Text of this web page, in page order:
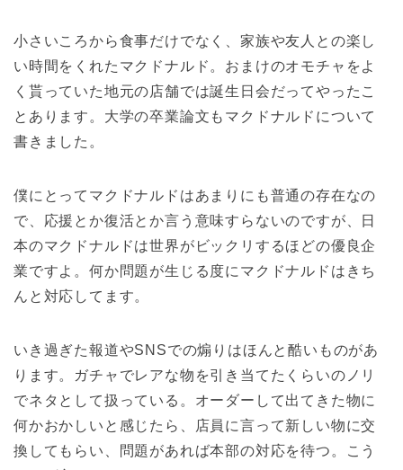
小さいころから食事だけでなく、家族や友人との楽し
い時間をくれたマクドナルド。おまけのオモチャをよ
く貰っていた地元の店舗では誕生日会だってやったこ
とあります。大学の卒業論文もマクドナルドについて
書きました。
僕にとってマクドナルドはあまりにも普通の存在なの
で、応援とか復活とか言う意味すらないのですが、日
本のマクドナルドは世界がビックリするほどの優良企
業ですよ。何か問題が生じる度にマクドナルドはきち
んと対応してます。
いき過ぎた報道やSNSでの煽りはほんと酷いものがあ
ります。ガチャでレアな物を引き当てたくらいのノリ
でネタとして扱っている。オーダーして出てきた物に
何かおかしいと感じたら、店員に言って新しい物に交
換してもらい、問題があれば本部の対応を待つ。こう